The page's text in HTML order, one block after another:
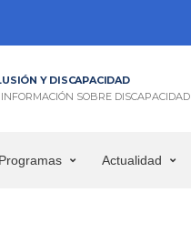
Y DISCAPACIDAD
SOBRE DISCAPACIDAD
Programas Actualidad